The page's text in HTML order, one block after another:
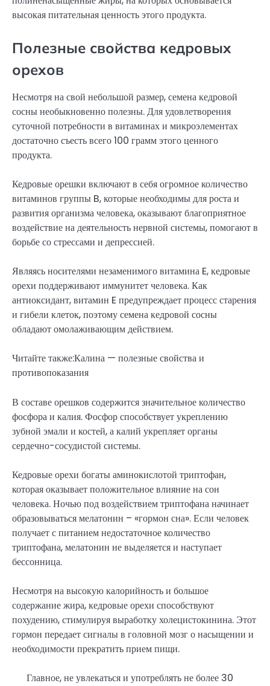
высокая питательная ценность этого продукта.
Полезные свойства кедровых
орехов
Несмотря на свой небольшой размер, семена кедровой
сосны необыкновенно полезны. Для удовлетворения
суточной потребности в витаминах и микроэлементах
достаточно съесть всего 100 грамм этого ценного
продукта.
Кедровые орешки включают в себя огромное количество
витаминов группы B, которые необходимы для роста и
развития организма человека, оказывают благоприятное
воздействие на деятельность нервной системы, помогают в
борьбе со стрессами и депрессией.
Являясь носителями незаменимого витамина E, кедровые
орехи поддерживают иммунитет человека. Как
антиоксидант, витамин E предупреждает процесс старения
и гибели клеток, поэтому семена кедровой сосны
обладают омолаживающим действием.
Читайте также:Калина — полезные свойства и
противопоказания
В составе орешков содержится значительное количество
фосфора и калия. Фосфор способствует укреплению
зубной эмали и костей, а калий укрепляет органы
сердечно-сосудистой системы.
Кедровые орехи богаты аминокислотой триптофан,
которая оказывает положительное влияние на сон
человека. Ночью под воздействием триптофана начинает
образовываться мелатонин – «гормон сна». Если человек
получает с питанием недостаточное количество
триптофана, мелатонин не выделяется и наступает
бессонница.
Несмотря на высокую калорийность и большое
содержание жира, кедровые орехи способствуют
похудению, стимулируя выработку холецистокинина. Этот
гормон передает сигналы в головной мозг о насыщении и
необходимости прекратить прием пищи.
Главное, не увлекаться и употреблять не более 30